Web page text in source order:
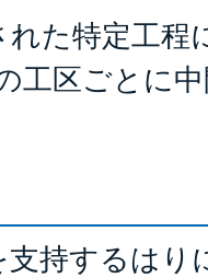
れた特定工程
工区ごとに
持するはり